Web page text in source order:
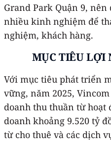
Grand Park Quận 9,
nhiều kinh nghiệm để
nghiệm, khách hàng.
MỤC TIÊU LỢI
Với mục tiêu phát triển
vững, năm 2025,
doanh thu thuần từ hoạt
doanh khoảng 9.520 tỷ
từ cho thuê và các dịch